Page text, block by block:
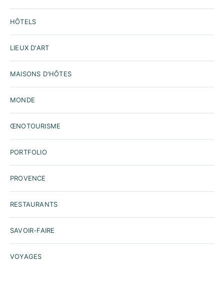
HÔTELS
LIEUX D'ART
MAISONS D'HÔTES
MONDE
ŒNOTOURISME
PORTFOLIO
PROVENCE
RESTAURANTS
SAVOIR-FAIRE
VOYAGES